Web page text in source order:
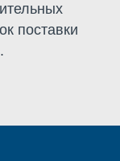
поставки